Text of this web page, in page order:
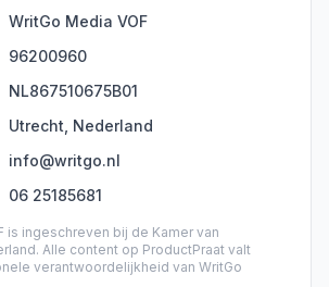
WritGo Media VOF
96200960
NL867510675B01
Utrecht, Nederland
info@writgo.nl
06 25185681
is ingeschreven bij de Kamer van
Alle content op ProductPraat valt
verantwoordelijkheid van WritGo